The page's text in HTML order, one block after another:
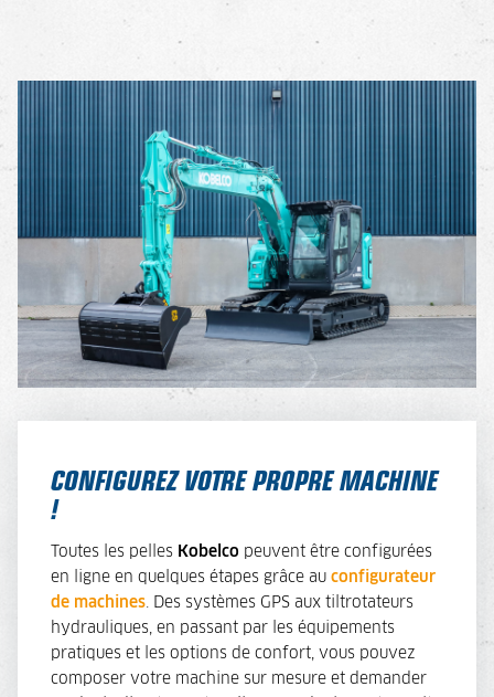
CONFIGUREZ VOTRE PROPRE MACHINE
!
Toutes les pelles Kobelco peuvent être configurées
en ligne en quelques étapes grâce au configurateur
de machines . Des systèmes GPS aux tiltrotateurs
hydrauliques, en passant par les équipements
pratiques et les options de confort, vous pouvez
composer votre machine sur mesure et demander